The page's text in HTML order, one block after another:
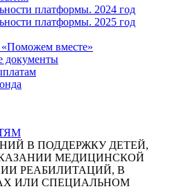
платформы. 2024 год
платформы. 2025 год
вместе»
документы
В ПОДДЕРЖКУ ДЕТЕЙ,
МЕДИЦИНСКОЙ
РЕАБИЛИТАЦИЙ, В
ИЛИ СПЕЦИАЛЬНОМ